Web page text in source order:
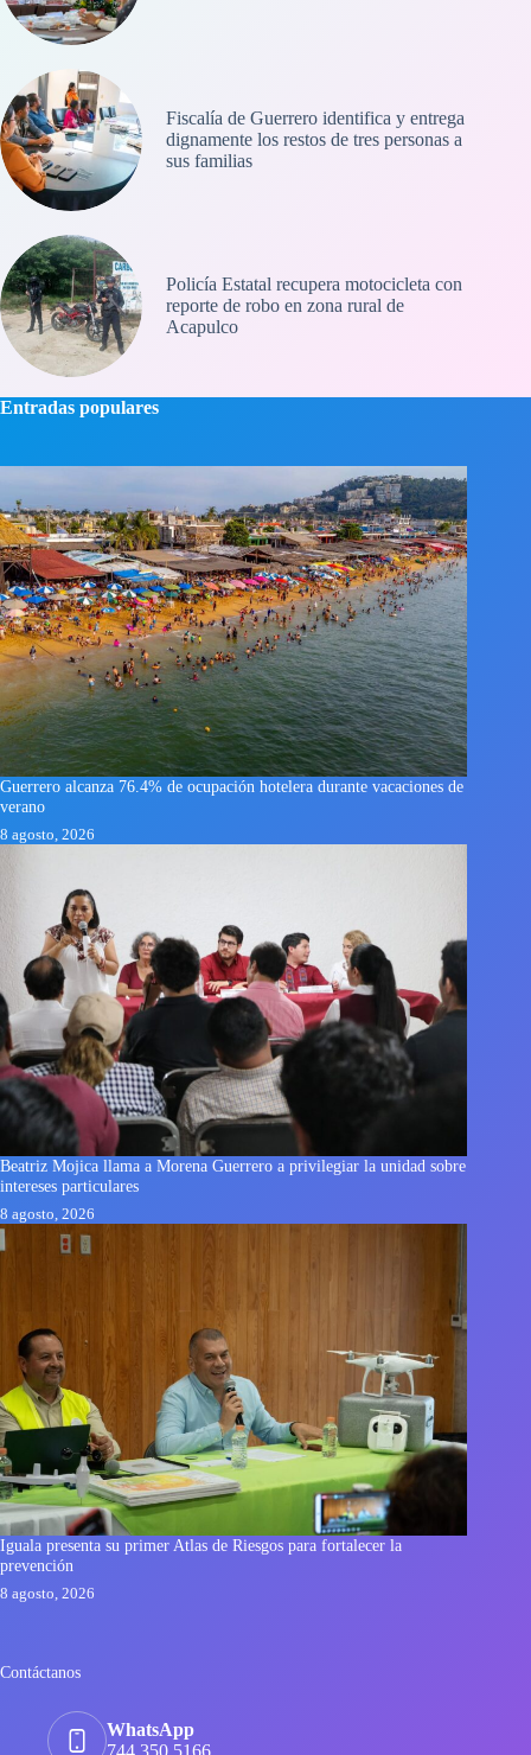
Fiscalía de Guerrero identifica y entrega
dignamente los restos de tres personas a
sus familias
Policía Estatal recupera motocicleta con
reporte de robo en zona rural de
Acapulco
Entradas populares
Guerrero alcanza 76.4% de ocupación hotelera durante vacaciones de
verano
8 agosto, 2026
Beatriz Mojica llama a Morena Guerrero a privilegiar la unidad sobre
intereses particulares
8 agosto, 2026
Iguala presenta su primer Atlas de Riesgos para fortalecer la
prevención
8 agosto, 2026
Contáctanos
WhatsApp